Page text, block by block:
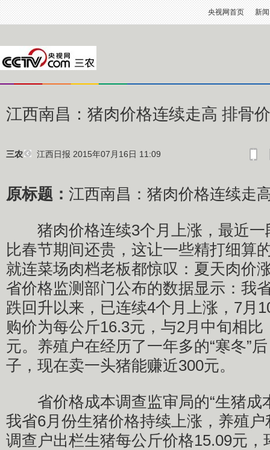
央视网首页 新闻
江西南昌：猪肉价格连续走高 排骨
三农 江西日报 2015年07月16日 11:09
原标题： 江西南昌：猪肉价格连续走
猪肉价格连续3个月上涨，最近一
比春节期间还贵，这让一些精打细算
就连菜场肉档老板都惊叹：夏天肉价
省价格监测部门公布的数据显示：我
跌回升以来，已连续4个月上涨，7月
购价为每公斤16.3元，与2月中旬相
元。养殖户在经历了一年多的“寒冬”
子，现在卖一头猪能赚近300元。
省价格成本调查监审局的“生猪成
我省6月份生猪价格持续上涨，养殖
调查户出栏生猪每公斤价格15.09元，